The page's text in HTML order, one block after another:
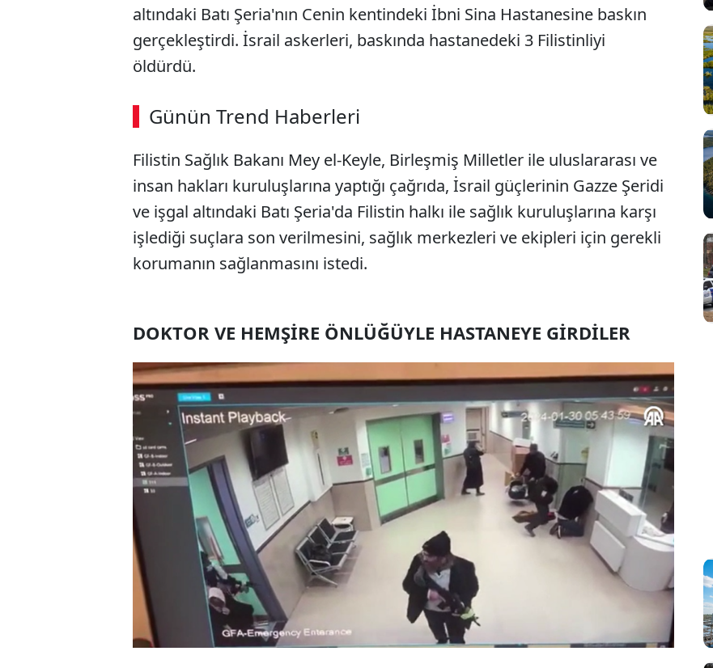
altındaki Batı Şeria'nın Cenin kentindeki İbni Sina Hastanesine baskın
gerçekleştirdi. İsrail askerleri, baskında hastanedeki 3 Filistinliyi
öldürdü.
Günün Trend Haberleri
SÖZCÜ SON DAKİKA
Filistin Sağlık Bakanı Mey el-Keyle, Birleşmiş Milletler ile uluslararası ve
insan hakları kuruluşlarına yaptığı çağrıda, İsrail güçlerinin Gazze Şeridi
ve işgal altındaki Batı Şeria'da Filistin halkı ile sağlık kuruluşlarına karşı
işlediği suçlara son verilmesini, sağlık merkezleri ve ekipleri için gerekli
korumanın sağlanmasını istedi.
DOKTOR VE HEMŞİRE ÖNLÜĞÜYLE HASTANEYE GİRDİLER